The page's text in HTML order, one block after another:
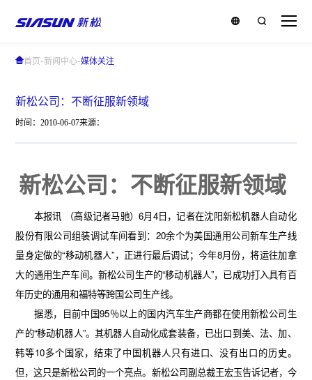
首页-新闻中心-媒体关注
新松公司：不断征服新领域
时间：2010-06-07来源：
新松公司：不断征服新领域
本报讯 （高级记者马驰）6月4日，记者在沈阳新松机器人自动化
股份有限公司组装调试车间看到： 20余个为美国通用公司新车生产线
量身定做的“移动机器人”，正进行最后调试；今年8月份，将运往加拿
大的通用生产车间。新松公司生产的“移动机器人”，已成功打入具有百
年历史的通用和福特等跨国公司生产线。
据悉，目前中国95％以上的国内汽车生产商都在使用新松公司生
产的“移动机器人”。其机器人自动化成套装备，已出口到美、法、加、
韩等10多个国家，结束了中国机器人只有进口、没有出口的历史。
但，这只是新松公司的一个亮点。新松公司副总裁王宏玉告诉记者，今